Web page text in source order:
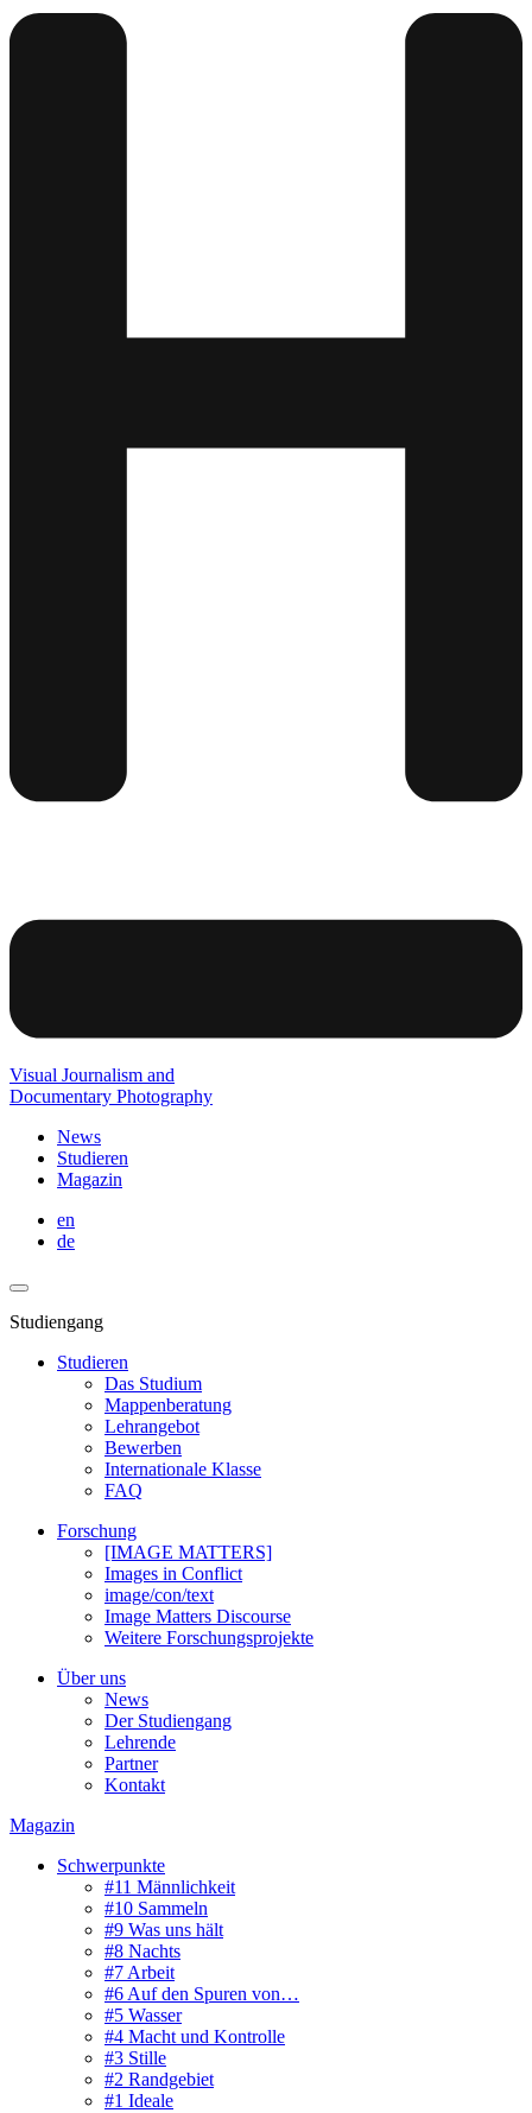
Visual Journalism and
Documentary Photography
News
Studieren
Magazin
en
de
Studiengang
Studieren
Das Studium
Mappenberatung
Lehrangebot
Bewerben
Internationale Klasse
FAQ
Forschung
[IMAGE MATTERS]
Images in Conflict
image/con/text
Image Matters Discourse
Weitere Forschungsprojekte
Über uns
News
Der Studiengang
Lehrende
Partner
Kontakt
Magazin
Schwerpunkte
#11 Männlichkeit
#10 Sammeln
#9 Was uns hält
#8 Nachts
#7 Arbeit
#6 Auf den Spuren von…
#5 Wasser
#4 Macht und Kontrolle
#3 Stille
#2 Randgebiet
#1 Ideale